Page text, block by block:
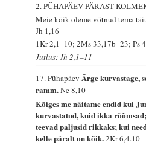
2. PÜHAPÄEV PÄRAST
Meie kõik oleme võtnud tema
Jh 1,16
1Kr 2,1–10; 2Ms 33,17b–23; Ps
Jutlus: Jh 2,1–11
17. PühapäevÄrge kurvastage,
ramm.Ne 8,10
Kõiges me näitame endid kui
kurvastatud, kuid ikka
teevad paljusid rikkaks; kui
kelle päralt on kõik.2Kr 6,4.10